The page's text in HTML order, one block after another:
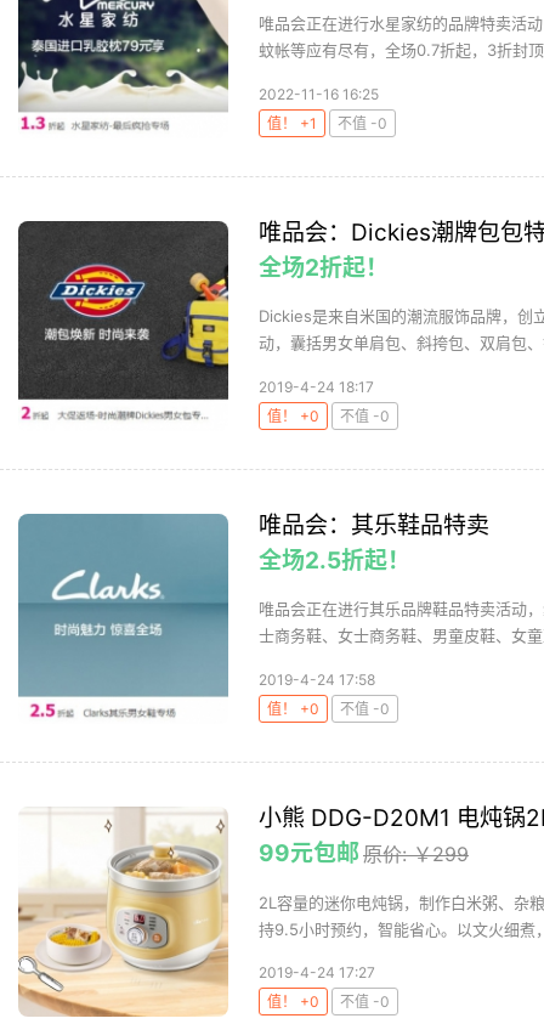
唯品会正在进行水星家纺的品牌特卖活
蚊帐等应有尽有，全场0.7折起，3折封
2022-11-16 16:25
值！ +1
不值 -0
唯品会：Dickies潮牌包包
全场2折起！
Dickies是来自米国的潮流服饰品牌，创
动，囊括男女单肩包、斜挎包、双肩包
2019-4-24 18:17
值！ +0
不值 -0
唯品会：其乐鞋品特卖
全场2.5折起！
唯品会正在进行其乐品牌鞋品特卖活动
士商务鞋、女士商务鞋、男童皮鞋、女
2019-4-24 17:58
值！ +0
不值 -0
小熊 DDG-D20M1 电炖锅
99元包邮原价: ￥299
2L容量的迷你电炖锅，制作白米粥、杂
持9.5小时预约，智能省心。以文火细煮
2019-4-24 17:27
值！ +0
不值 -0